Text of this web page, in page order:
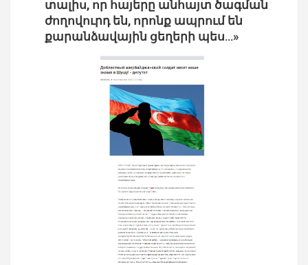
տալիս, որ հայերը անհայտ ծագման
ժողովուրդ են, որոնք ապրում են
քարանձավային ցեղերի պես…»